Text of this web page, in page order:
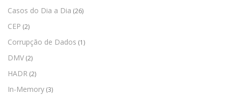
Casos do Dia a Dia (26)
CEP (2)
Corrupção de Dados (1)
DMV (2)
HADR (2)
In-Memory (3)